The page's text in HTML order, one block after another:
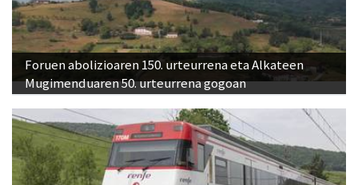
Foruen abolizioaren 150. urteurrena eta Alkateen
Mugimenduaren 50. urteurrena gogoan